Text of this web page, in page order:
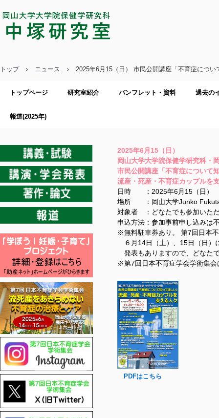
研究科
トップ › ニュース › 2025年6月15（日） 市民公開講座「不育症につ
トップページ 研究室紹介 パンフレット・資料 過去の
報道(2025年)
2025年6月15（日）
岡山大学大学院保健学研究科・
市民公開講座「不育症について
流産・死産・不育症カップルを
日時 ：2025年6月15（日）
場所 ：岡山大学Junko
対象者 ：どなたでも参加いた
申込方法：参加事前申し込みは
※無料駐車券あり。 第7回日本
６月14日（土）、15日（日）
発表もありますので、どなた
※第7回日本不育症学会学術集
PDFはこちら